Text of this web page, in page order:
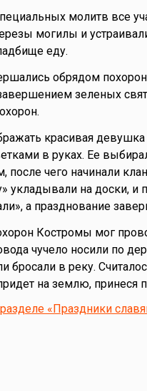
молитв все
могилы и
еду.
обрядом
зеленых
красивая
в руках. Ее
чего начинали
укладывали на доски, и
а празднование
Костромы мог
чучело носили по
бросали в реку.
на землю, принеся
«Праздники